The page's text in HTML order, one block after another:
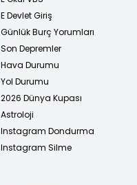
E Devlet Giriş
Günlük Burç Yorumları
Son Depremler
Hava Durumu
Yol Durumu
2026 Dünya Kupası
Astroloji
Instagram Dondurma
Instagram Silme